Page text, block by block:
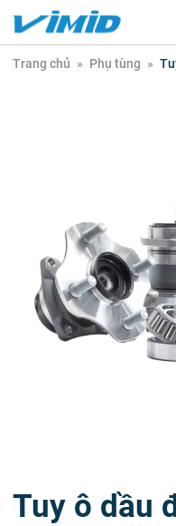
Trang chủ » Phụ tùng »
Tuy ô dầu